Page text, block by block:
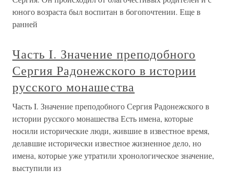
юного возраста был воспитан в богопочтении. Еще в
ранней
Часть I. Значение преподобного
Сергия Радонежского в истории
русского монашества
Часть I. Значение преподобного Сергия Радонежского в
истории русского монашества Есть имена, которые
носили исторические люди, жившие в известное время,
делавшие исторически известное жизненное дело, но
имена, которые уже утратили хронологическое значение,
выступили из